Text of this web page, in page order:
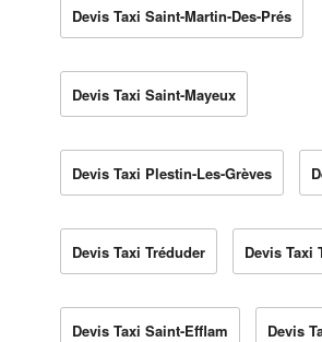
Devis Taxi Saint-Martin-Des-Prés
Devis Taxi Saint-Mayeux
Devis Taxi Plestin-Les-Grèves
Devis Taxi Tréduder Devis Taxi
Devis Taxi Saint-Efflam Devis